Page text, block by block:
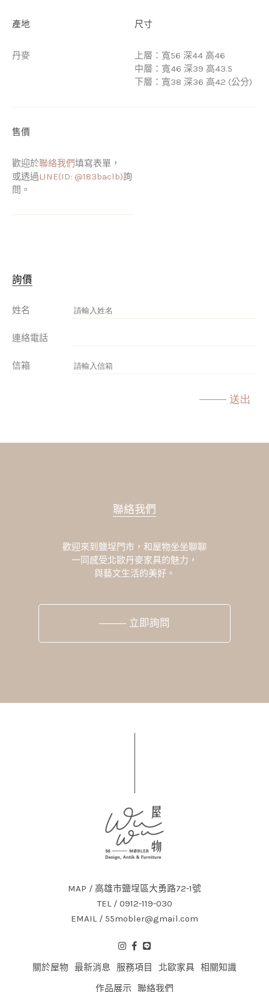
產地
丹麥
尺寸
上層：寬56 深44 高46
中層：寬46 深39 高43.5
下層：寬38 深36 高42 (公分)
售價
歡迎於聯絡我們填寫表單，
或透過LINE(ID: @183baclb)詢
問。
詢價
姓名
連絡電話
信箱
送出
聯絡我們
歡迎來到鹽埕門市，和屋物坐坐聊聊
一同感受北歐丹麥家具的魅力，
與藝文生活的美好。
立即詢問
MAP / 高雄市鹽埕區大勇路72-1號
TEL / 0912-119-030
EMAIL / 55mobler@gmail.com
關於屋物 最新消息 服務項目 北歐家具 相關知識
作品展示
聯絡我們